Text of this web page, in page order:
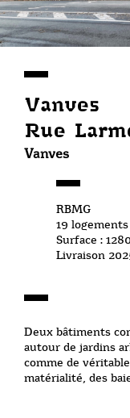
Vanves
Rue
Vanves
RBMG
19 logements
Surface :
Livraison
Deux bâtiments
autour de jardins
comme de
matérialité, des